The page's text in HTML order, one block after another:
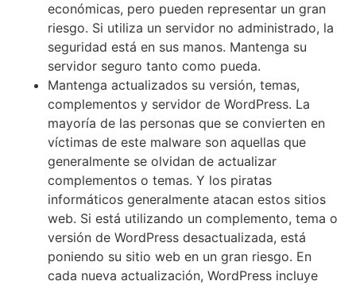
económicas, pero pueden representar un gran
riesgo. Si utiliza un servidor no administrado, la
seguridad está en sus manos. Mantenga su
servidor seguro tanto como pueda.
Mantenga actualizados su versión, temas,
complementos y servidor de WordPress. La
mayoría de las personas que se convierten en
víctimas de este malware son aquellas que
generalmente se olvidan de actualizar
complementos o temas. Y los piratas
informáticos generalmente atacan estos sitios
web. Si está utilizando un complemento, tema o
versión de WordPress desactualizada, está
poniendo su sitio web en un gran riesgo. En
cada nueva actualización, WordPress incluye